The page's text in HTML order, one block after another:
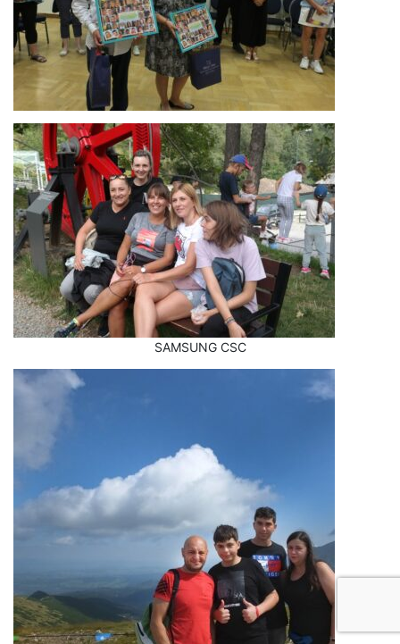
SAMSUNG CSC